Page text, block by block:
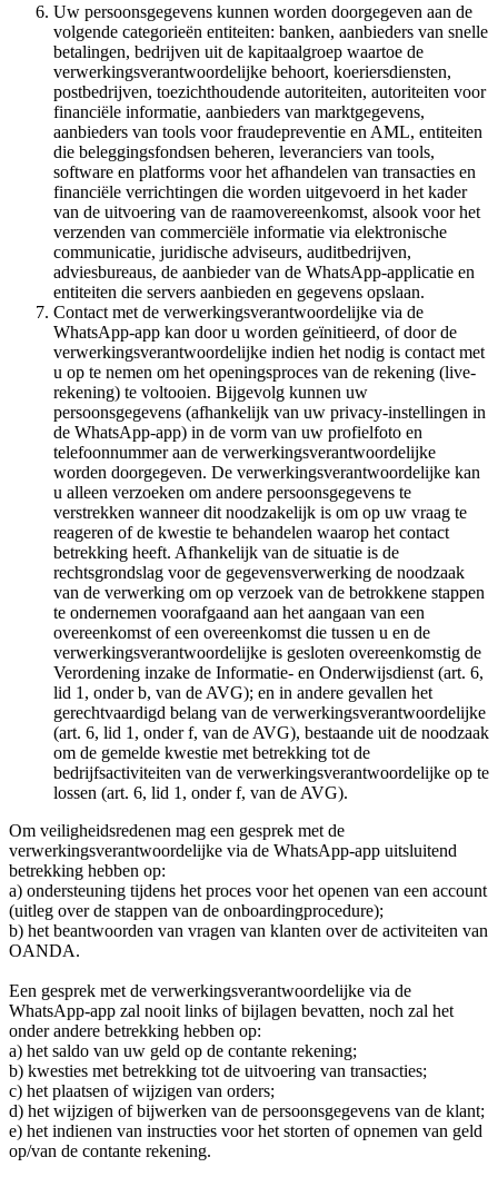
Uw persoonsgegevens kunnen worden doorgegeven aan de
volgende categorieën entiteiten: banken, aanbieders van snelle
betalingen, bedrijven uit de kapitaalgroep waartoe de
verwerkingsverantwoordelijke behoort, koeriersdiensten,
postbedrijven, toezichthoudende autoriteiten, autoriteiten voor
financiële informatie, aanbieders van marktgegevens,
aanbieders van tools voor fraudepreventie en AML, entiteiten
die beleggingsfondsen beheren, leveranciers van tools,
software en platforms voor het afhandelen van transacties en
financiële verrichtingen die worden uitgevoerd in het kader
van de uitvoering van de raamovereenkomst, alsook voor het
verzenden van commerciële informatie via elektronische
communicatie, juridische adviseurs, auditbedrijven,
adviesbureaus, de aanbieder van de WhatsApp-applicatie en
entiteiten die servers aanbieden en gegevens opslaan.
Contact met de verwerkingsverantwoordelijke via de
WhatsApp-app kan door u worden geïnitieerd, of door de
verwerkingsverantwoordelijke indien het nodig is contact met
u op te nemen om het openingsproces van de rekening (live-
rekening) te voltooien. Bijgevolg kunnen uw
persoonsgegevens (afhankelijk van uw privacy-instellingen in
de WhatsApp-app) in de vorm van uw profielfoto en
telefoonnummer aan de verwerkingsverantwoordelijke
worden doorgegeven. De verwerkingsverantwoordelijke kan
u alleen verzoeken om andere persoonsgegevens te
verstrekken wanneer dit noodzakelijk is om op uw vraag te
reageren of de kwestie te behandelen waarop het contact
betrekking heeft. Afhankelijk van de situatie is de
rechtsgrondslag voor de gegevensverwerking de noodzaak
van de verwerking om op verzoek van de betrokkene stappen
te ondernemen voorafgaand aan het aangaan van een
overeenkomst of een overeenkomst die tussen u en de
verwerkingsverantwoordelijke is gesloten overeenkomstig de
Verordening inzake de Informatie- en Onderwijsdienst (art. 6,
lid 1, onder b, van de AVG); en in andere gevallen het
gerechtvaardigd belang van de verwerkingsverantwoordelijke
(art. 6, lid 1, onder f, van de AVG), bestaande uit de noodzaak
om de gemelde kwestie met betrekking tot de
bedrijfsactiviteiten van de verwerkingsverantwoordelijke op te
lossen (art. 6, lid 1, onder f, van de AVG).
Om veiligheidsredenen mag een gesprek met de
verwerkingsverantwoordelijke via de WhatsApp-app uitsluitend
betrekking hebben op:
a) ondersteuning tijdens het proces voor het openen van een account
(uitleg over de stappen van de onboardingprocedure);
b) het beantwoorden van vragen van klanten over de activiteiten van
OANDA.
Een gesprek met de verwerkingsverantwoordelijke via de
WhatsApp-app zal nooit links of bijlagen bevatten, noch zal het
onder andere betrekking hebben op:
a) het saldo van uw geld op de contante rekening;
b) kwesties met betrekking tot de uitvoering van transacties;
c) het plaatsen of wijzigen van orders;
d) het wijzigen of bijwerken van de persoonsgegevens van de klant;
e) het indienen van instructies voor het storten of opnemen van geld
op/van de contante rekening.